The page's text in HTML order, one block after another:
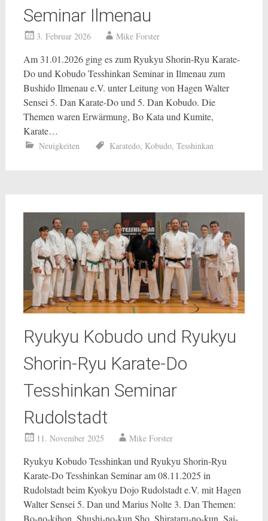
Seminar Ilmenau
3. Februar 2026 Mike Forster
Am 31.01.2026 ging es zum Ryukyu Shorin-Ryu Karate-
Do und Kobudo Tesshinkan Seminar in Ilmenau zum
Bushido Ilmenau e.V. unter Leitung von Hagen Walter
Sensei 5. Dan Karate-Do und 5. Dan Kobudo. Die
Themen waren Erwärmung, Bo Kata und Kumite,
Karate…
Neuigkeiten Karatedo, Kobudo, Tesshinkan
Ryukyu Kobudo und Ryukyu
Shorin-Ryu Karate-Do
Tesshinkan Seminar
Rudolstadt
11. November 2025 Mike Forster
Ryukyu Kobudo Tesshinkan und Ryukyu Shorin-Ryu
Karate-Do Tesshinkan Seminar am 08.11.2025 in
Rudolstadt beim Kyokyu Dojo Rudolstadt e.V. mit Hagen
Walter Sensei 5. Dan und Marius Nolte 3. Dan Themen:
Bo-no-kihon, Shushi-no-kun Sho, Shirataru-no-kun, Sai-